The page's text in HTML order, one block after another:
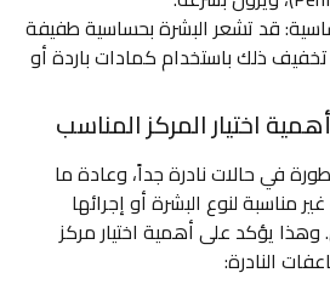
قد تشعر البشرة بحساسية طفيفة
ذلك باستخدام كمادات باردة أو
اختيار المركز المناسب
في حالات نادرة جداً، وعادة ما
مناسبة لنوع البشرة أو إجرائها
يؤكد على أهمية اختيار مركز
النادرة: